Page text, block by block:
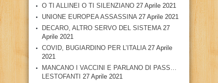
O TI ALLINEI O TI SILENZIANO 27 Aprile 2021
UNIONE EUROPEA ASSASSINA 27 Aprile 2021
DECARO, ALTRO SERVO DEL SISTEMA 27
Aprile 2021
COVID, BUGIARDINO PER L’ITALIA 27 Aprile
2021
MANCANO I VACCINI E PARLANO DI PASS…
LESTOFANTI 27 Aprile 2021